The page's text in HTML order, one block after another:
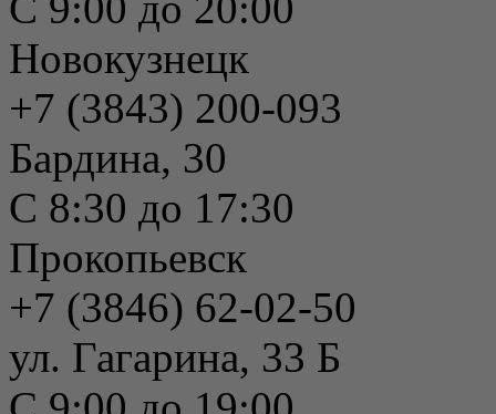
Новокузнецк
+7 (3843) 200-093
Бардина, 30
С 8:30 до 17:30
Прокопьевск
+7 (3846) 62-02-50
ул. Гагарина, 33 Б